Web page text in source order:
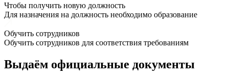
Чтобы получить новую должность
Для назначения на должность необходимо образование
Обучить сотрудников
Обучить сотрудников для соответствия требованиям
Выдаём официальные документы